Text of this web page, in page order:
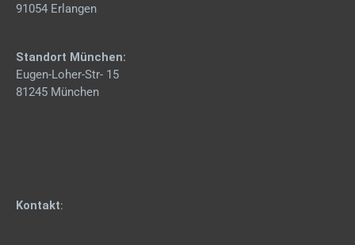
91054 Erlangen
Standort München:
Eugen-Loher-Str- 15
81245 München
Kontakt: